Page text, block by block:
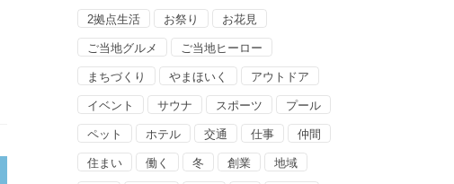
2拠点生活 お祭り お花見
ご当地グルメ ご当地ヒーロー
まちづくり やまほいく アウトドア
イベント サウナ スポーツ プール
ペット ホテル 交通 仕事 仲間
住まい 働く 冬 創業 地域